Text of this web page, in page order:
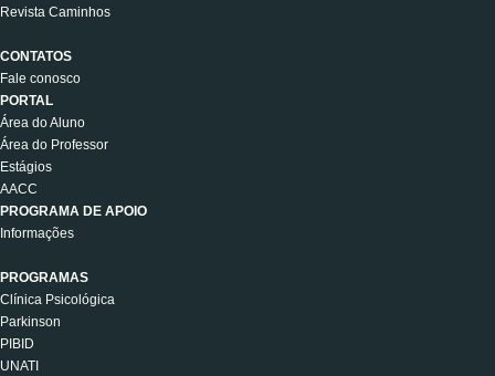
Revista Caminhos
CONTATOS
Fale conosco
PORTAL
Área do Aluno
Área do Professor
Estágios
AACC
PROGRAMA DE APOIO
Informações
PROGRAMAS
Clínica Psicológica
Parkinson
PIBID
UNATI